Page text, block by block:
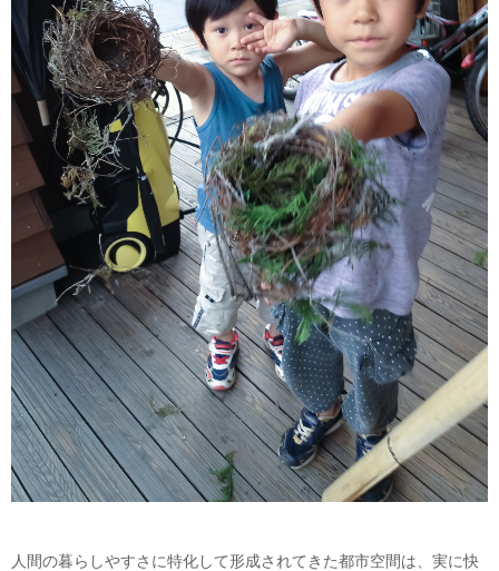
人間の暮らしやすさに特化して形成されてきた都市空間は、実に快